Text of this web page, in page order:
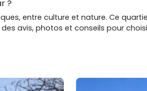
?
entre culture et nature. Ce
avis, photos et conseils pour